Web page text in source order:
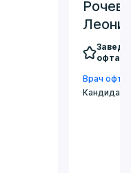
Врач
Кандидат